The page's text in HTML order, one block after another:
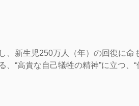
、新生児250万人（年）の回復に命
“高貴な自己犠牲の精神”に立つ、